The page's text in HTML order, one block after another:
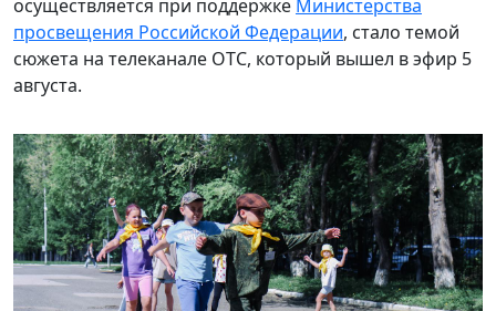
осуществляется при поддержке Министерства
просвещения Российской Федерации, стало темой
сюжета на телеканале ОТС, который вышел в эфир 5
августа.